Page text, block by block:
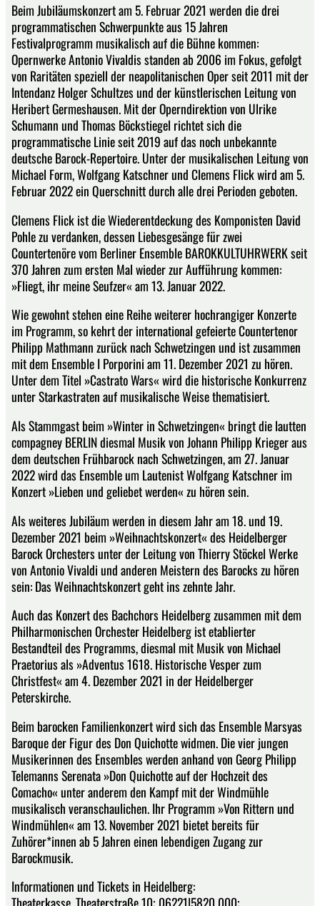
Beim Jubiläumskonzert am 5. Februar 2021 werden die drei
programmatischen Schwerpunkte aus 15 Jahren
Festivalprogramm musikalisch auf die Bühne kommen:
Opernwerke Antonio Vivaldis standen ab 2006 im Fokus, gefolgt
von Raritäten speziell der neapolitanischen Oper seit 2011 mit der
Intendanz Holger Schultzes und der künstlerischen Leitung von
Heribert Germeshausen. Mit der Operndirektion von Ulrike
Schumann und Thomas Böckstiegel richtet sich die
programmatische Linie seit 2019 auf das noch unbekannte
deutsche Barock-Repertoire. Unter der musikalischen Leitung von
Michael Form, Wolfgang Katschner und Clemens Flick wird am 5.
Februar 2022 ein Querschnitt durch alle drei Perioden geboten.
Clemens Flick ist die Wiederentdeckung des Komponisten David
Pohle zu verdanken, dessen Liebesgesänge für zwei
Countertenöre vom Berliner Ensemble BAROKKULTUHRWERK seit
370 Jahren zum ersten Mal wieder zur Aufführung kommen:
»Fliegt, ihr meine Seufzer« am 13. Januar 2022.
Wie gewohnt stehen eine Reihe weiterer hochrangiger Konzerte
im Programm, so kehrt der international gefeierte Countertenor
Philipp Mathmann zurück nach Schwetzingen und ist zusammen
mit dem Ensemble I Porporini am 11. Dezember 2021 zu hören.
Unter dem Titel »Castrato Wars« wird die historische Konkurrenz
unter Starkastraten auf musikalische Weise thematisiert.
Als Stammgast beim »Winter in Schwetzingen« bringt die lautten
compagney BERLIN diesmal Musik von Johann Philipp Krieger aus
dem deutschen Frühbarock nach Schwetzingen, am 27. Januar
2022 wird das Ensemble um Lautenist Wolfgang Katschner im
Konzert »Lieben und geliebet werden« zu hören sein.
Als weiteres Jubiläum werden in diesem Jahr am 18. und 19.
Dezember 2021 beim »Weihnachtskonzert« des Heidelberger
Barock Orchesters unter der Leitung von Thierry Stöckel Werke
von Antonio Vivaldi und anderen Meistern des Barocks zu hören
sein: Das Weihnachtskonzert geht ins zehnte Jahr.
Auch das Konzert des Bachchors Heidelberg zusammen mit dem
Philharmonischen Orchester Heidelberg ist etablierter
Bestandteil des Programms, diesmal mit Musik von Michael
Praetorius als »Adventus 1618. Historische Vesper zum
Christfest« am 4. Dezember 2021 in der Heidelberger
Peterskirche.
Beim barocken Familienkonzert wird sich das Ensemble Marsyas
Baroque der Figur des Don Quichotte widmen. Die vier jungen
Musikerinnen des Ensembles werden anhand von Georg Philipp
Telemanns Serenata »Don Quichotte auf der Hochzeit des
Comacho« unter anderem den Kampf mit der Windmühle
musikalisch veranschaulichen. Ihr Programm »Von Rittern und
Windmühlen« am 13. November 2021 bietet bereits für
Zuhörer*innen ab 5 Jahren einen lebendigen Zugang zur
Barockmusik.
Informationen und Tickets in Heidelberg: